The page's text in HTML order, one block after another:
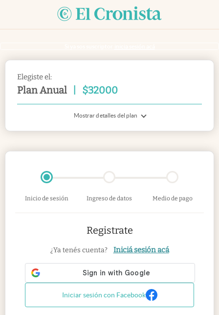
Elegiste el:
Plan Anual $32000
Mostrar detalles del plan
Inicio de sesión Ingreso de datos Medio de pago
Registrate
¿Ya tenés cuenta? Iniciá sesión acá
Iniciar sesión con Facebook